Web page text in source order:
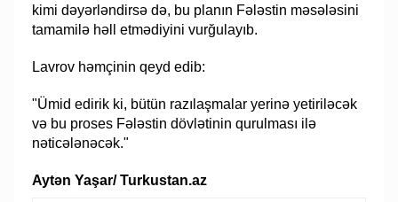
kimi dəyərləndirsə də, bu planın Fələstin məsələsini
tamamilə həll etmədiyini vurğulayıb.
Lavrov həmçinin qeyd edib:
"Ümid edirik ki, bütün razılaşmalar yerinə yetiriləcək
və bu proses Fələstin dövlətinin qurulması ilə
nəticələnəcək."
Aytən Yaşar/ Turkustan.az